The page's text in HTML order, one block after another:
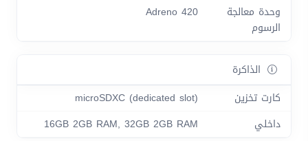
وحدة معالجة
الرسوم
Adreno 420
الذاكرة
كارت تخزين
microSDXC (dedicated slot)
داخلي
16GB 2GB RAM, 32GB 2GB RAM